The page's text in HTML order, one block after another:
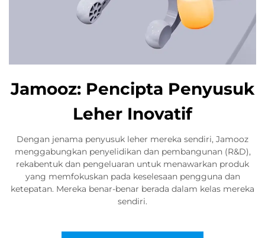
Jamooz: Pencipta Penyusuk
Leher Inovatif
Dengan jenama penyusuk leher mereka sendiri, Jamooz
menggabungkan penyelidikan dan pembangunan (R&D),
rekabentuk dan pengeluaran untuk menawarkan produk
yang memfokuskan pada keselesaan pengguna dan
ketepatan. Mereka benar-benar berada dalam kelas mereka
sendiri.